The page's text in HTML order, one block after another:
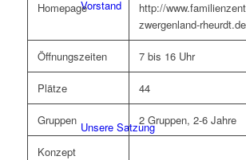
Vorstand
Unsere Satzung
Homepage
http://
zwergenland-
Öffnungszeiten 7 bis 16 Uhr
Plätze 44
Gruppen 2 Gruppen, 2-6 Jahre
Konzept